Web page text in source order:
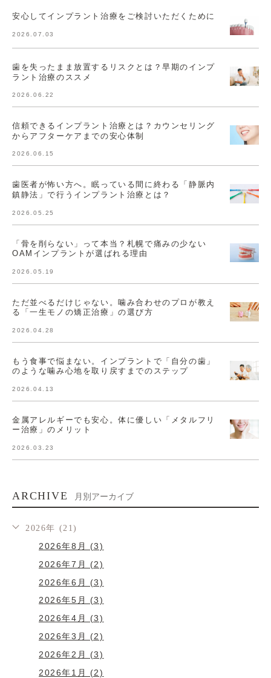
安心してインプラント治療をご検討いただくために
2026.07.03
歯を失ったまま放置するリスクとは？早期のインプ
ラント治療のススメ
2026.06.22
信頼できるインプラント治療とは？カウンセリング
からアフターケアまでの安心体制
2026.06.15
歯医者が怖い方へ。眠っている間に終わる「静脈内
鎮静法」で行うインプラント治療とは？
2026.05.25
「骨を削らない」って本当？札幌で痛みの少ない
OAMインプラントが選ばれる理由
2026.05.19
ただ並べるだけじゃない。噛み合わせのプロが教え
る「一生モノの矯正治療」の選び方
2026.04.28
もう食事で悩まない。インプラントで「自分の歯」
のような噛み心地を取り戻すまでのステップ
2026.04.13
金属アレルギーでも安心。体に優しい「メタルフリ
ー治療」のメリット
2026.03.23
ARCHIVE 月別アーカイブ
2026年 (21)
2026年8月 (3)
2026年7月 (2)
2026年6月 (3)
2026年5月 (3)
2026年4月 (3)
2026年3月 (2)
2026年2月 (3)
2026年1月 (2)